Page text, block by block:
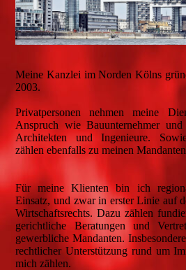
Meine Kanzlei im Norden Kölns
2003.
Privatpersonen nehmen meine
Anspruch wie Bauunternehmer und
Architekten und Ingenieure.
zählen ebenfalls zu meinen
Für meine Klienten bin ich
Einsatz, und zwar in erster Linie auf
Wirtschaftsrechts. Dazu zählen
gerichtliche Beratungen und
gewerbliche Mandanten.
rechtlicher Unterstützung rund um
mich zählen.